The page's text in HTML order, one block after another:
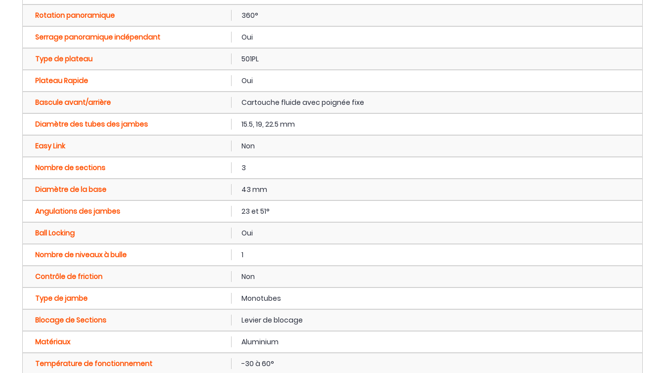
Rotation panoramique 360°
Serrage panoramique indépendant Oui
Type de plateau 501PL
Plateau Rapide Oui
Bascule avant/arrière Cartouche fluide avec poignée fixe
Diamètre des tubes des jambes 15.5, 19, 22.5 mm
Easy Link Non
Nombre de sections 3
Diamètre de la base 43 mm
Angulations des jambes 23 et 51°
Ball Locking Oui
Nombre de niveaux à bulle 1
Contrôle de friction Non
Type de jambe Monotubes
Blocage de Sections Levier de blocage
Matériaux Aluminium
Température de fonctionnement -30 à 60°